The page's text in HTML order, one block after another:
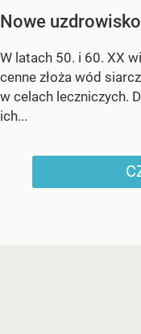
Nowe
W latach 50. i 60. XX
cenne złoża wód
w celach leczniczych.
ich...